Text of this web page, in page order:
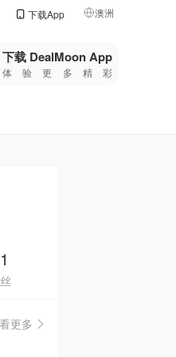
下载App 澳洲
🇺🇸
🇨🇳 中国
🇦🇺
🇳🇿新西兰
下载 DealMoon App
体验更多精彩
更多